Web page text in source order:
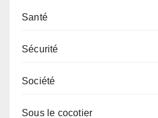
Santé
Sécurité
Société
Sous le cocotier